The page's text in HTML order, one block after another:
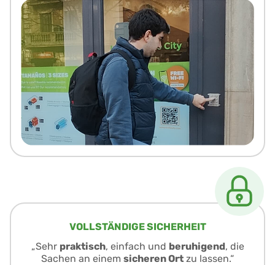
VOLLSTÄNDIGE SICHERHEIT
„Sehr praktisch, einfach und beruhigend, die
Sachen an einem sicheren Ort zu lassen.“